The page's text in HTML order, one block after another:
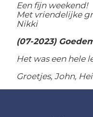
Een fijn weekend!
Met vriendelijke
Nikki
(07-2023)
Het was een hele
Groetjes, John,